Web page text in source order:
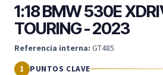
1:18 BMW 530E
TOURING - 2023
Referencia interna: GT485
PUNTOS CLAVE